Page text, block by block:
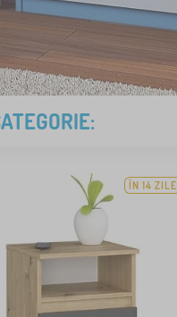
ÎN 14 ZILE